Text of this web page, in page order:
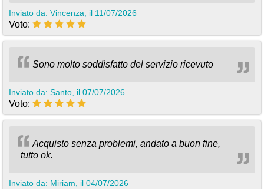
Inviato da: Vincenza, il 11/07/2026
Voto:
Sono molto soddisfatto del servizio ricevuto
Inviato da: Santo, il 07/07/2026
Voto:
Acquisto senza problemi, andato a buon fine,
tutto ok.
Inviato da: Miriam, il 04/07/2026